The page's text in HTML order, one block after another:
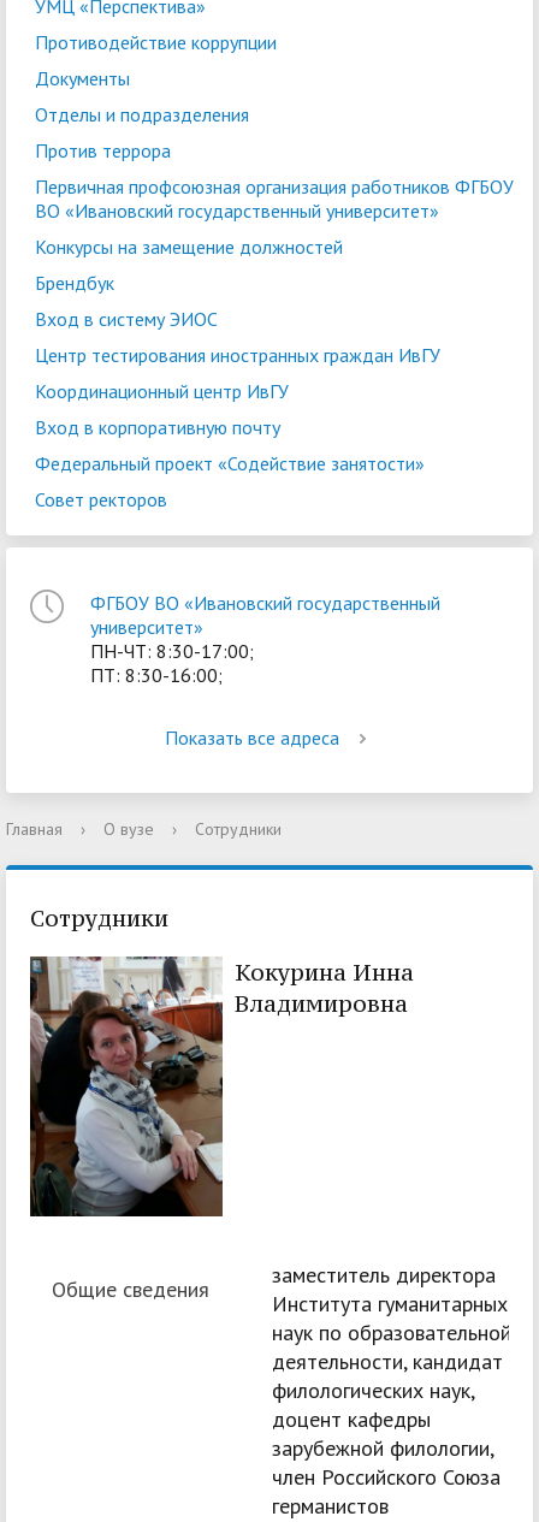
УМЦ «Перспектива»
Противодействие коррупции
Документы
Отделы и подразделения
Против террора
Первичная профсоюзная организация работников ФГБОУ
ВО «Ивановский государственный университет»
Конкурсы на замещение должностей
Брендбук
Вход в систему ЭИОС
Центр тестирования иностранных граждан ИвГУ
Координационный центр ИвГУ
Вход в корпоративную почту
Федеральный проект «Содействие занятости»
Совет ректоров
ФГБОУ ВО «Ивановский государственный
университет»
ПН-ЧТ: 8:30-17:00;
ПТ: 8:30-16:00;
Показать все адреса
Главная › О вузе › Сотрудники
Сотрудники
Кокурина Инна
Владимировна
Общие сведения
заместитель директора
Института гуманитарных
наук по образовательной
деятельности, кандидат
филологических наук,
доцент кафедры
зарубежной филологии,
член Российского Союза
германистов